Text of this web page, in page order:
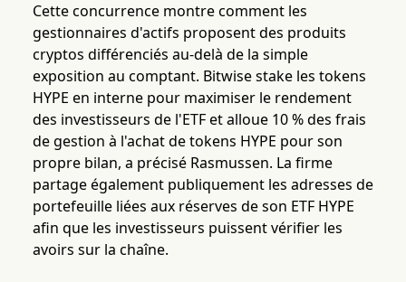
Cette concurrence montre comment les
gestionnaires d'actifs proposent des produits
cryptos différenciés au-delà de la simple
exposition au comptant. Bitwise stake les tokens
HYPE en interne pour maximiser le rendement
des investisseurs de l'ETF et alloue 10 % des frais
de gestion à l'achat de tokens HYPE pour son
propre bilan, a précisé Rasmussen. La firme
partage également publiquement les adresses de
portefeuille liées aux réserves de son ETF HYPE
afin que les investisseurs puissent vérifier les
avoirs sur la chaîne.